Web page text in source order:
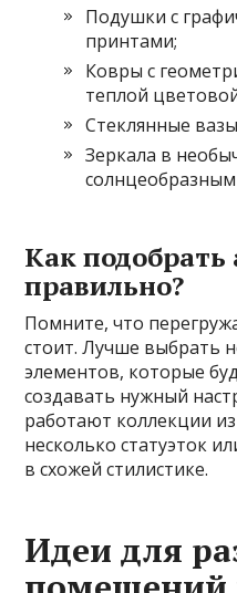
Подушки с
принтами;
Ковры с
теплой
Стеклянные
Зеркала в
Как подобрать
правильно?
Помните, что
стоит. Лучше выбрать
элементов, которые
создавать нужный
работают коллекции
несколько статуэток
в схожей стилистике.
Идеи для